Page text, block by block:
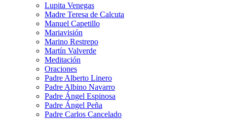
Lupita Venegas
Madre Teresa de Calcuta
Manuel Capetillo
Mariavisión
Marino Restrepo
Martín Valverde
Meditación
Oraciones
Padre Alberto Linero
Padre Albino Navarro
Padre Ángel Espinosa
Padre Ángel Peña
Padre Carlos Cancelado